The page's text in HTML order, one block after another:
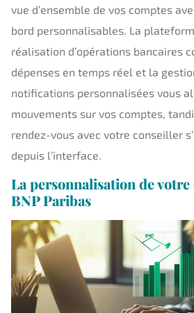
vue d’ensemble de vos comptes
bord personnalisables. La
réalisation d’opérations bancaires
dépenses en temps réel et la
notifications personnalisées vous
mouvements sur vos comptes,
rendez-vous avec votre conseiller
depuis l’interface.
La personnalisation de votre
BNP Paribas